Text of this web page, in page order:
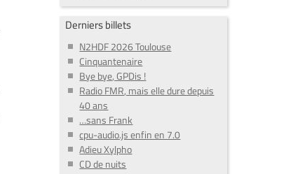
Derniers billets
N2HDF 2026 Toulouse
Cinquantenaire
Bye bye, GPDis !
Radio FMR, mais elle dure depuis
40 ans
…sans Frank
cpu-audio.js enfin en 7.0
Adieu Xylpho
CD de nuits